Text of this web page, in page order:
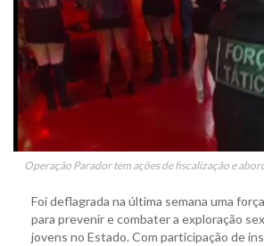
Operação Parador tem ações de fiscalização e
Foi deflagrada na última semana uma
para prevenir e combater a exploração
jovens no Estado. Com participação de